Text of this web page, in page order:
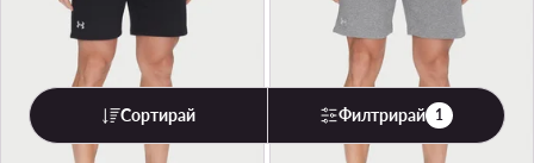
Сортирай Филтрирай 1